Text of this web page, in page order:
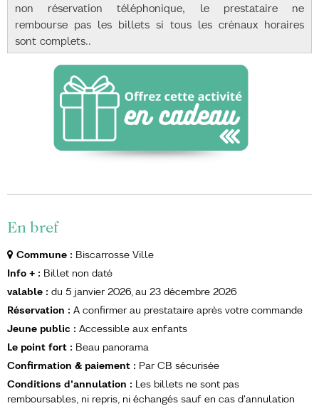
non réservation téléphonique, le prestataire ne
rembourse pas les billets si tous les crénaux horaires
sont complets..
En bref
Commune : Biscarrosse Ville
Info + : Billet non daté
valable : du 5 janvier 2026 au 23 décembre 2026
Réservation :
A confirmer au prestataire après votre commande
Jeune public : Accessible aux enfants
Le point fort : Beau panorama
Confirmation & paiement : Par CB sécurisée
Conditions d'annulation : Les billets ne sont pas
remboursables, ni repris, ni échangés sauf en cas d'annulation